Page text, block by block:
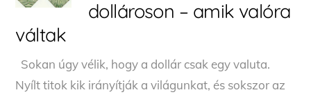
dollároson – amik valóra
váltak
Sokan úgy vélik, hogy a dollár csak egy valuta.
Nyílt titok kik irányítják a világunkat, és sokszor az